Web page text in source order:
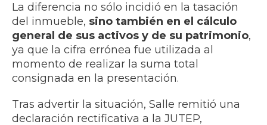
La diferencia no sólo incidió en la tasación
del inmueble, sino también en el cálculo
general de sus activos y de su patrimonio,
ya que la cifra errónea fue utilizada al
momento de realizar la suma total
consignada en la presentación.
Tras advertir la situación, Salle remitió una
declaración rectificativa a la JUTEP,